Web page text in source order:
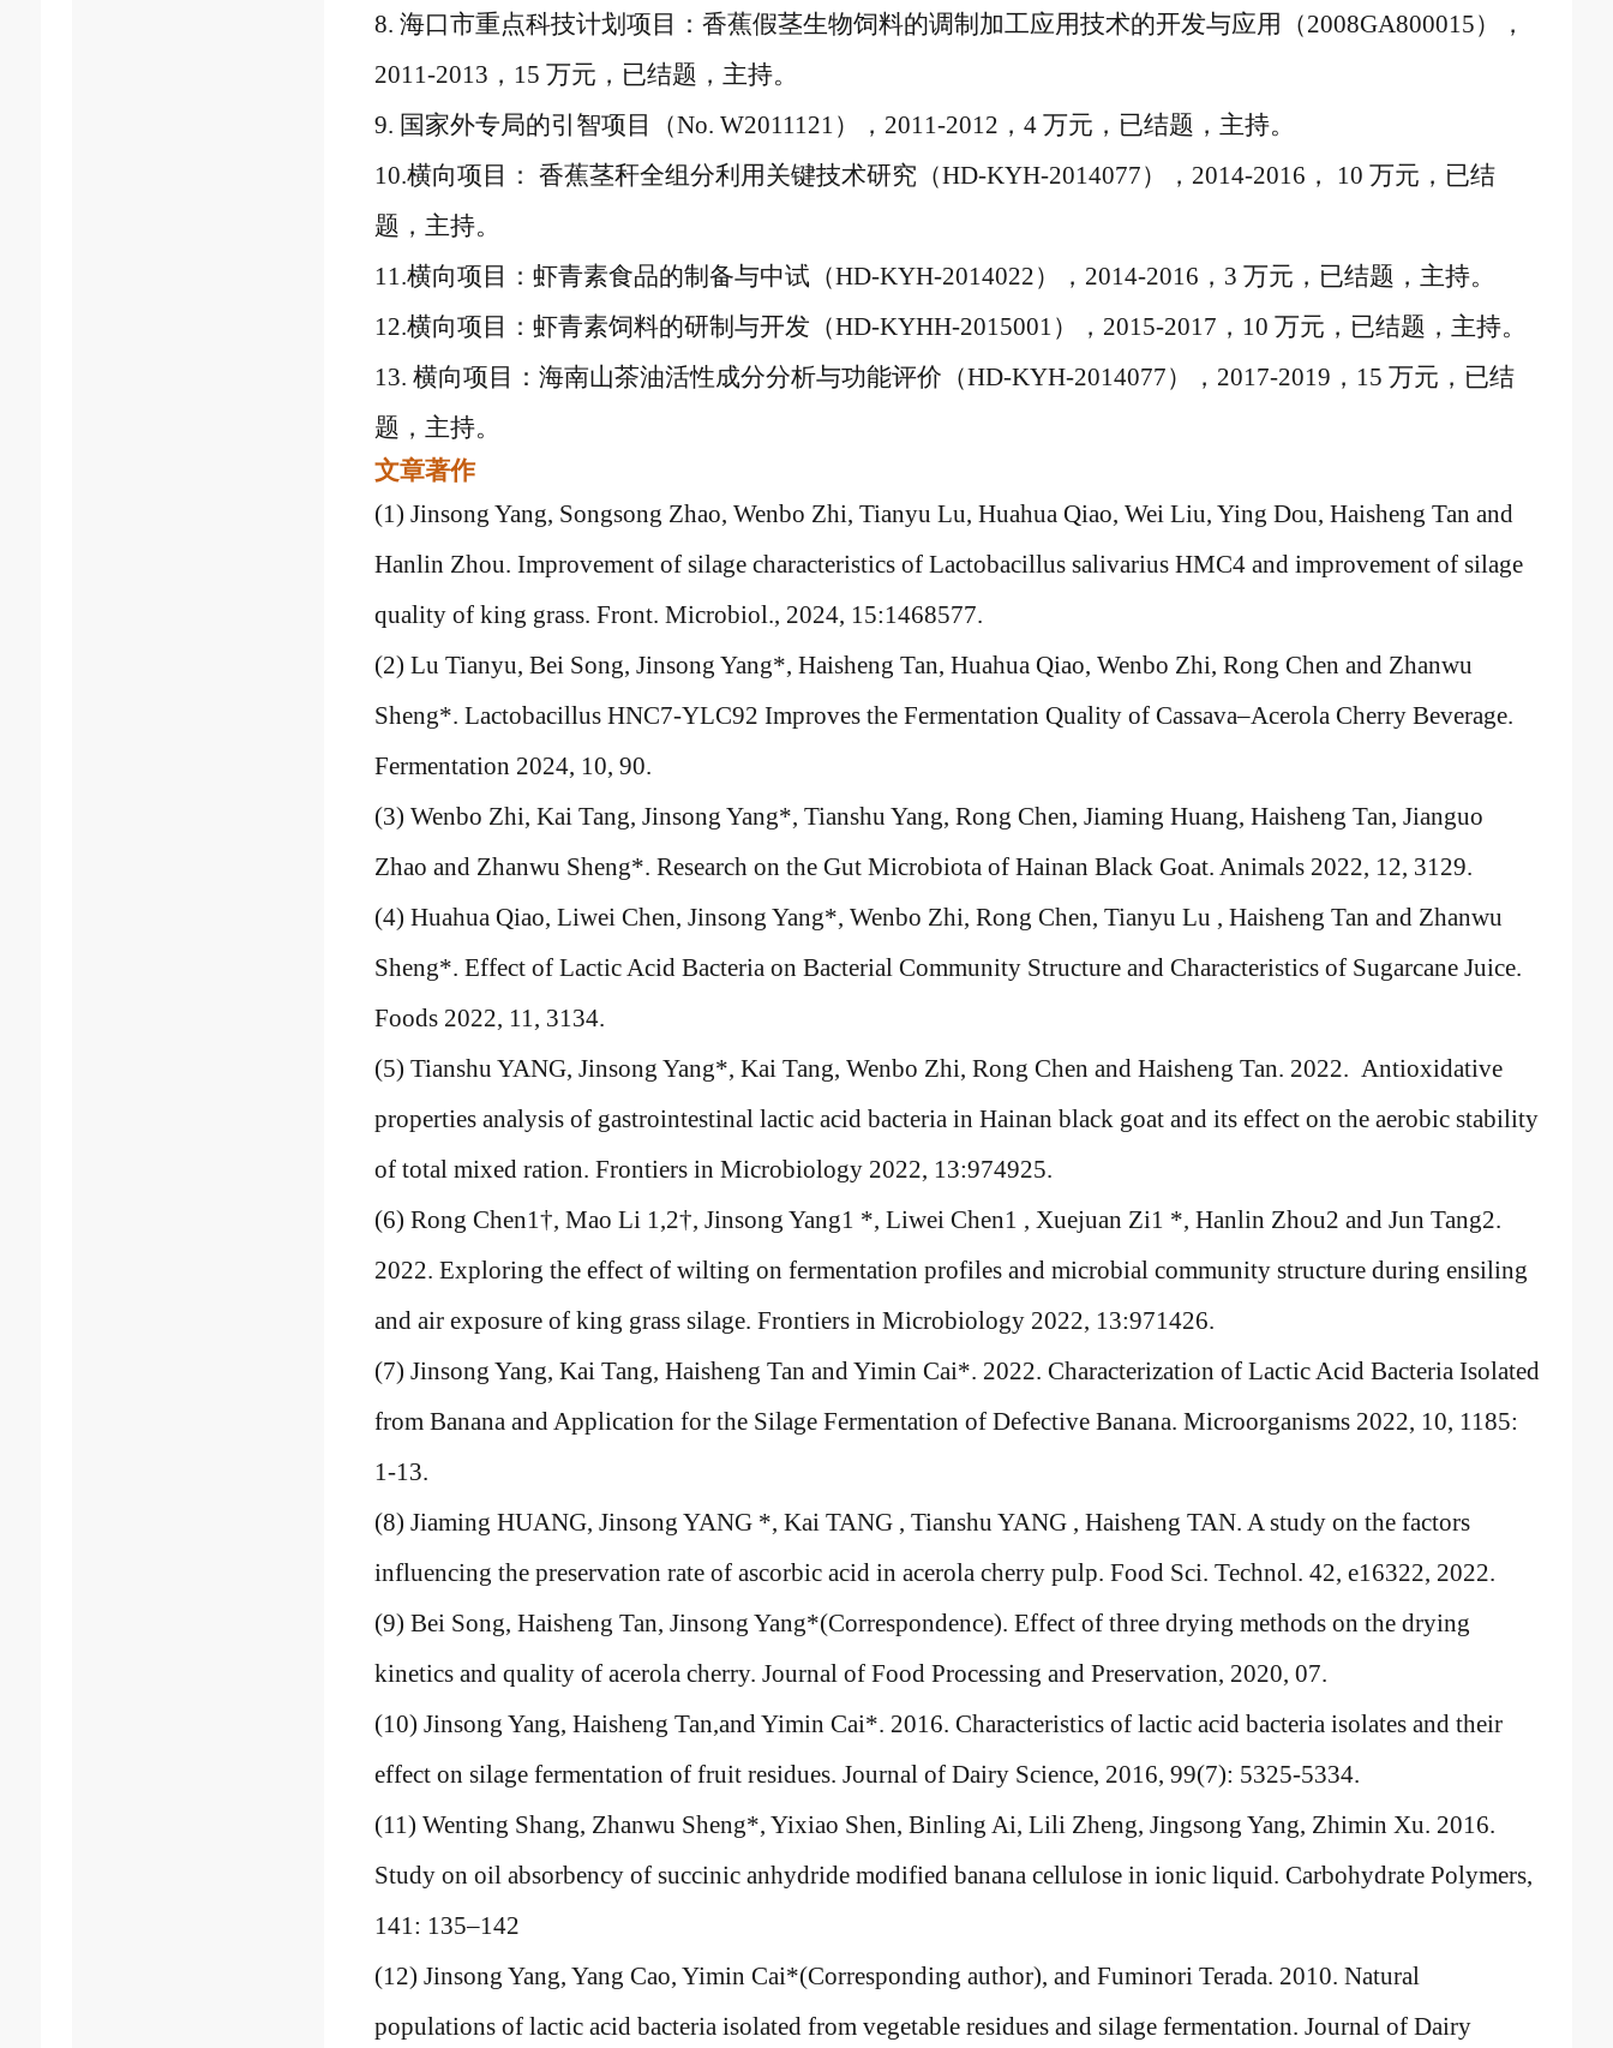
8.海口市重点科技计划项目：香蕉假茎生物饲料的调制加工应用技术的开发与应用（2008GA800015），
2011-2013 ， 15万元，已结题，主持。
9. 国家外专局的引智项目（No. W2011121）， 2011-2012 ，4万元，已结题，主持。
10.横向项目： 香蕉茎秆全组分利用关键技术研究（HD-KYH-2014077）， 2014-2016 ， 10万元，已结
题，主持。
11.横向项目：虾青素食品的制备与中试（HD-KYH-2014022）， 2014-2016 ， 3万元，已结题，主持。
12.横向项目：虾青素饲料的研制与开发（HD-KYHH-2015001）， 2015-2017 ， 10万元，已结题，主持。
13.横向项目：海南山茶油活性成分分析与功能评价（HD-KYH-2014077）， 2017-2019 ， 15万元，已结
题，主持。
文章著作
(1) Jinsong Yang, Songsong Zhao, Wenbo Zhi, Tianyu Lu, Huahua Qiao, Wei Liu, Ying Dou, Haisheng Tan and
Hanlin Zhou. Improvement of silage characteristics of Lactobacillus salivarius HMC4 and improvement of silage
quality of king grass. Front. Microbiol., 2024, 15:1468577.
(2) Lu Tianyu, Bei Song, Jinsong Yang*, Haisheng Tan, Huahua Qiao, Wenbo Zhi, Rong Chen and Zhanwu
Sheng*. Lactobacillus HNC7-YLC92 Improves the Fermentation Quality of Cassava–Acerola Cherry Beverage.
Fermentation 2024, 10, 90.
(3) Wenbo Zhi, Kai Tang, Jinsong Yang*, Tianshu Yang, Rong Chen, Jiaming Huang, Haisheng Tan, Jianguo
Zhao and Zhanwu Sheng*. Research on the Gut Microbiota of Hainan Black Goat. Animals 2022, 12, 3129.
(4) Huahua Qiao, Liwei Chen, Jinsong Yang*, Wenbo Zhi, Rong Chen, Tianyu Lu , Haisheng Tan and Zhanwu
Sheng*. Effect of Lactic Acid Bacteria on Bacterial Community Structure and Characteristics of Sugarcane Juice.
Foods 2022, 11, 3134.
(5) Tianshu YANG, Jinsong Yang*, Kai Tang, Wenbo Zhi, Rong Chen and Haisheng Tan. 2022. Antioxidative
properties analysis of gastrointestinal lactic acid bacteria in Hainan black goat and its effect on the aerobic stability
of total mixed ration. Frontiers in Microbiology 2022, 13:974925.
(6) Rong Chen1†, Mao Li 1,2†, Jinsong Yang1 *, Liwei Chen1 , Xuejuan Zi1 *, Hanlin Zhou2 and Jun Tang2.
2022. Exploring the effect of wilting on fermentation profiles and microbial community structure during ensiling
and air exposure of king grass silage. Frontiers in Microbiology 2022, 13:971426.
(7) Jinsong Yang, Kai Tang, Haisheng Tan and Yimin Cai*. 2022. Characterization of Lactic Acid Bacteria Isolated
from Banana and Application for the Silage Fermentation of Defective Banana. Microorganisms 2022, 10, 1185:
1-13.
(8) Jiaming HUANG, Jinsong YANG *, Kai TANG , Tianshu YANG , Haisheng TAN. A study on the factors
influencing the preservation rate of ascorbic acid in acerola cherry pulp. Food Sci. Technol. 42, e16322, 2022.
(9) Bei Song, Haisheng Tan, Jinsong Yang*(Correspondence). Effect of three drying methods on the drying
kinetics and quality of acerola cherry. Journal of Food Processing and Preservation, 2020, 07.
(10) Jinsong Yang, Haisheng Tan,and Yimin Cai*. 2016. Characteristics of lactic acid bacteria isolates and their
effect on silage fermentation of fruit residues. Journal of Dairy Science, 2016, 99(7): 5325-5334.
(11) Wenting Shang, Zhanwu Sheng*, Yixiao Shen, Binling Ai, Lili Zheng, Jingsong Yang, Zhimin Xu. 2016.
Study on oil absorbency of succinic anhydride modified banana cellulose in ionic liquid. Carbohydrate Polymers,
141: 135–142
(12) Jinsong Yang, Yang Cao, Yimin Cai*(Corresponding author), and Fuminori Terada. 2010. Natural
populations of lactic acid bacteria isolated from vegetable residues and silage fermentation. Journal of Dairy